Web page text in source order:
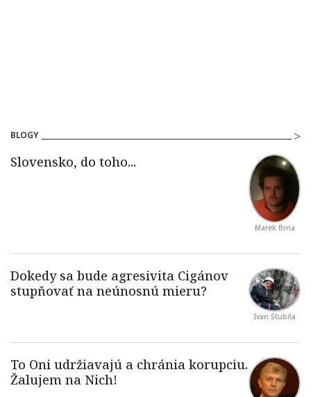
BLOGY
Marek Brna
Ivan Štubňa